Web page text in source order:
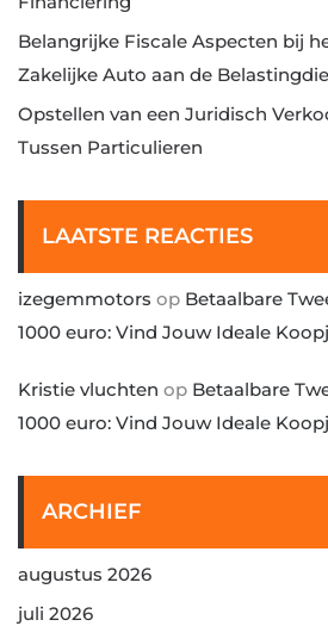
Belangrijke Fiscale Aspecten bij
Zakelijke Auto aan de
Opstellen van een Juridisch
Tussen Particulieren
LAATSTE REACTIES
izegemmotors op Betaalbare
1000 euro: Vind Jouw Ideale
Kristie vluchten op Betaalbare
1000 euro: Vind Jouw Ideale
ARCHIEF
augustus 2026
juli 2026